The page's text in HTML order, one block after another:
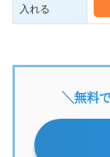
入れる
＼無料